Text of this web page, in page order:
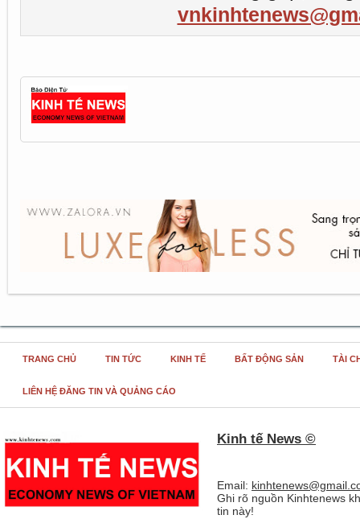
TRANG CHỦ TIN TỨC KINH TẾ BẤT ĐỘNG SẢN TÀI
LIÊN HỆ ĐĂNG TIN VÀ QUẢNG CÁO
Kinh tế News ©
Email:
Ghi rõ nguồn Kinhtenews
tin này!